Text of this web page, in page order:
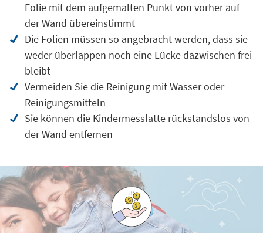
Folie mit dem aufgemalten Punkt von vorher auf
der Wand übereinstimmt
Die Folien müssen so angebracht werden, dass sie
weder überlappen noch eine Lücke dazwischen frei
bleibt
Vermeiden Sie die Reinigung mit Wasser oder
Reinigungsmitteln
Sie können die Kindermesslatte rückstandslos von
der Wand entfernen